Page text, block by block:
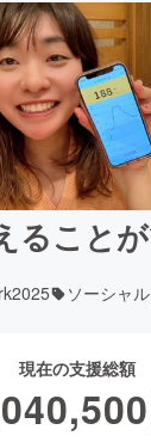
ること
ソーシャ
現在の支援総額